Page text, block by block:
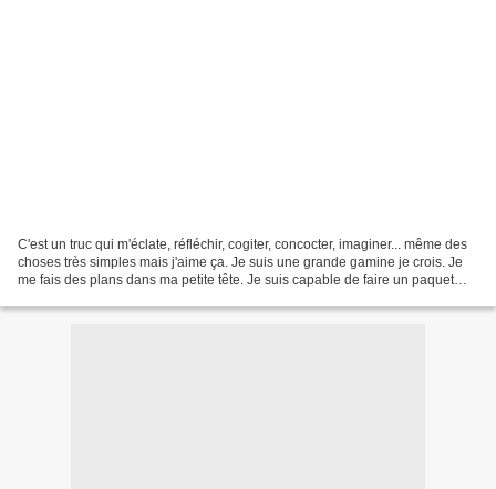
C'est un truc qui m'éclate, réfléchir, cogiter, concocter, imaginer... même des
choses très simples mais j'aime ça. Je suis une grande gamine je crois. Je
me fais des plans dans ma petite tête. Je suis capable de faire un paquet